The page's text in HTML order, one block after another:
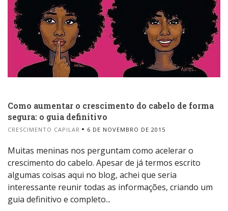
Como aumentar o crescimento do cabelo de forma
segura: o guia definitivo
CRESCIMENTO CAPILAR 6 DE NOVEMBRO DE 2015
Muitas meninas nos perguntam como acelerar o
crescimento do cabelo. Apesar de já termos escrito
algumas coisas aqui no blog, achei que seria
interessante reunir todas as informações, criando um
guia definitivo e completo...